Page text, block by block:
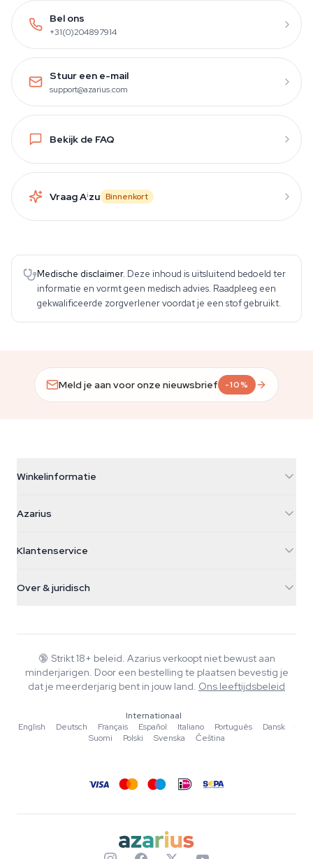
Bel ons
+31(0)204897914
Stuur een e-mail
support@azarius.com
Bekijk de FAQ
Vraag Aizu Binnenkort
Medische disclaimer. Deze inhoud is uitsluitend bedoeld ter
informatie en vormt geen medisch advies. Raadpleeg een
gekwalificeerde zorgverlener voordat je een stof gebruikt.
Meld je aan voor onze nieuwsbrief -10%
Winkelinformatie
Galvaniweg 11
Nederland
+31(0)204897914
Azarius
Smokeshop
Klantenservice
Retourbeleid
Veelgestelde vragen
Privacybeleid
Over & juridisch
Wiki
Schrijvers
Tools & Calculators
🔞 Strikt 18+ beleid. Azarius verkoopt niet bewust aan
minderjarigen. Door een bestelling te plaatsen bevestig je
dat je meerderjarig bent in jouw land. Ons leeftijdsbeleid
Internationaal
English
·Deutsch ·Français ·Español ·Italiano ·Português ·Dansk
·
Suomi
·Polski ·Svenska ·Čeština